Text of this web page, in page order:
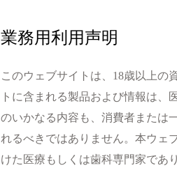
業務用利用声明
このウェブサイトは、18歳以上の
トに含まれる製品および情報は、
のいかなる内容も、消費者または
れるべきではありません。本ウェ
けた医療もしくは歯科専門家であ